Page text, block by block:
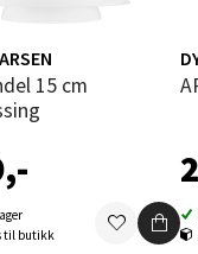
til butikk
Sandvika